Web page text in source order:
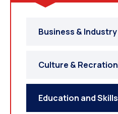
Business & Industry
Culture & Recration
Education and Skills